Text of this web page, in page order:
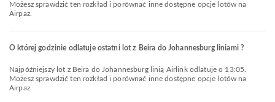
Możesz sprawdzić ten rozkład i porównać inne dostępne opcje lotów na
Airpaz.
O której godzinie odlatuje ostatni lot z Beira do Johannesburg liniami ?
Najpóźniejszy lot z Beira do Johannesburg linią Airlink odlatuje o 13:05.
Możesz sprawdzić ten rozkład i porównać inne dostępne opcje lotów na
Airpaz.